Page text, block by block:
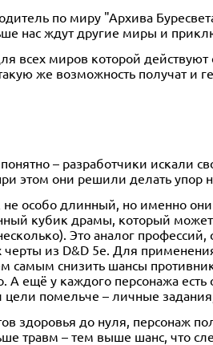
по миру "Архива
нас ждут другие миры и
всех миров которой
же возможность получат и
– разработчики искали
этом они решили делать упор
особо длинный, но именно
кубик драмы, который
Это аналог профессий,
из D&D 5e. Для
снизить шансы
ещё у каждого персонажа есть
помельче – личные
здоровья до нуля, персонаж
травм – тем выше шанс, что